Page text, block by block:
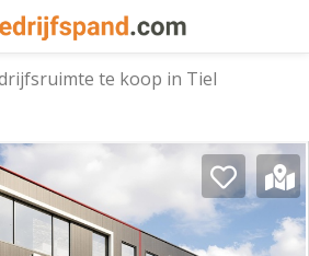
te koop in Tiel